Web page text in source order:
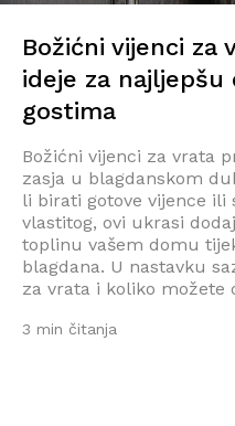
Božićni vijenci za
ideje za najljepšu
gostima
Božićni vijenci za vrata
zasja u blagdanskom
li birati gotove vijence
vlastitog, ovi ukrasi
toplinu vašem domu
blagdana. U nastavku
za vrata i koliko možete
3 min čitanja